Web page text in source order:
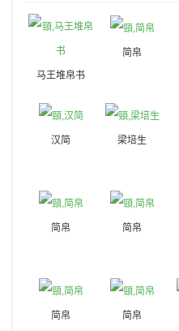
马王堆帛书
简帛
汉简 梁培生
简帛 简帛
简帛 简帛